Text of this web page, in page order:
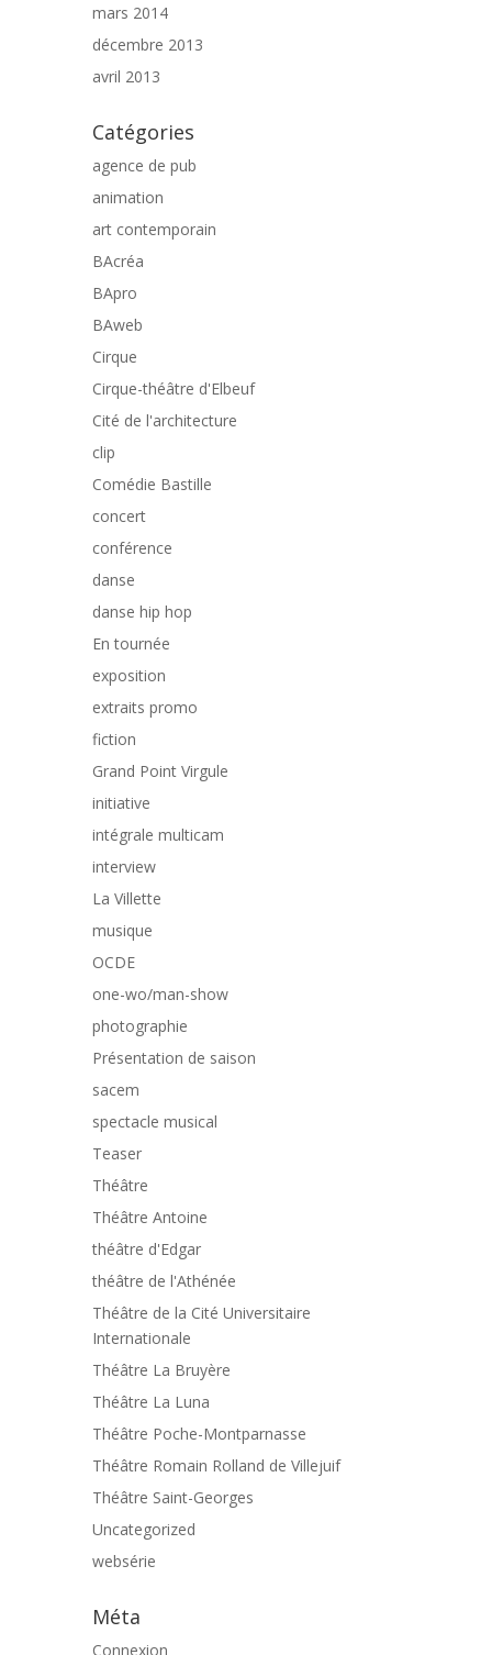
mars 2014
décembre 2013
avril 2013
Catégories
agence de pub
animation
art contemporain
BAcréa
BApro
BAweb
Cirque
Cirque-théâtre d'Elbeuf
Cité de l'architecture
clip
Comédie Bastille
concert
conférence
danse
danse hip hop
En tournée
exposition
extraits promo
fiction
Grand Point Virgule
initiative
intégrale multicam
interview
La Villette
musique
OCDE
one-wo/man-show
photographie
Présentation de saison
sacem
spectacle musical
Teaser
Théâtre
Théâtre Antoine
théâtre d'Edgar
théâtre de l'Athénée
Théâtre de la Cité Universitaire
Internationale
Théâtre La Bruyère
Théâtre La Luna
Théâtre Poche-Montparnasse
Théâtre Romain Rolland de Villejuif
Théâtre Saint-Georges
Uncategorized
websérie
Méta
Connexion